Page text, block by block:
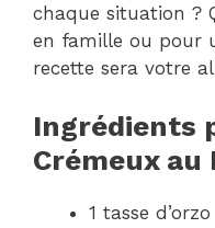
chaque situation ?
en famille ou pour
recette sera votre
Ingrédients
Crémeux
1 tasse d’orzo